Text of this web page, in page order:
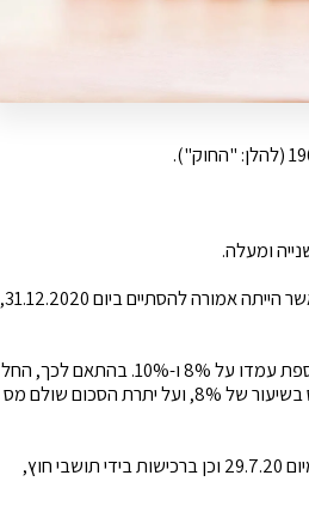
ומעלה.
במסגרת תיקון מס' 95 לחוק, נקבע כי הוראת השעה הקבועה בסעיף 9(ג1ה) לחוק, אשר הייתה אמורה להסתיים ביום 31.12.2020,
יובהר כי החל מיוני 2015 ועד למועד התיקון האמור, מדרגות מס הרכישה על דירה נוספת עמדו על 8% ו-10%. בהתאם לכך, החל
מיום 16.1.2020 (ועד למועד התיקון) על חלק שווי של עד 5,340,425 ש"ח שולם מס בשיעור של 8%, ועל יתרת הסכום שולם מס
בעקבות התיקון לחוק, בעסקאות לרכישת דירת מגורים נוספת אשר תבוצענה החל מיום 29.7.20 וכן ברכישות בידי תושבי חוץ,